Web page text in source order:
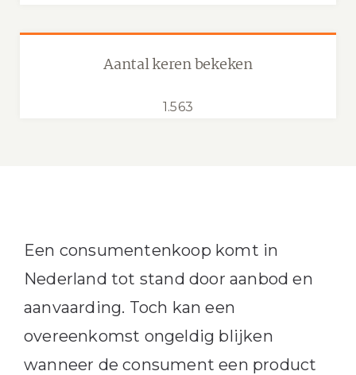
Aantal keren bekeken
1.563
Een consumentenkoop komt in
Nederland tot stand door aanbod en
aanvaarding. Toch kan een
overeenkomst ongeldig blijken
wanneer de consument een product